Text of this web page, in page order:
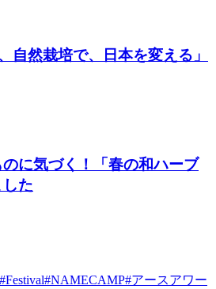
自然栽培で、日本を変える」
に気づく！「春の和ハーブ
た
#Festival#NAMECAMP#アースアワー